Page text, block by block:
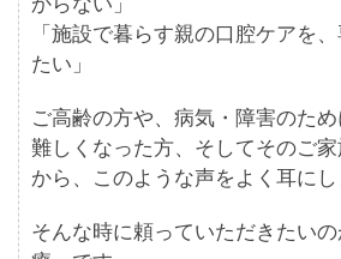
「施設で暮らす親の口腔ケアを
たい」
ご高齢の方や、病気・障害のた
難しくなった方、そしてそのご
から、このような声をよく耳にし
そんな時に頼っていただきたい